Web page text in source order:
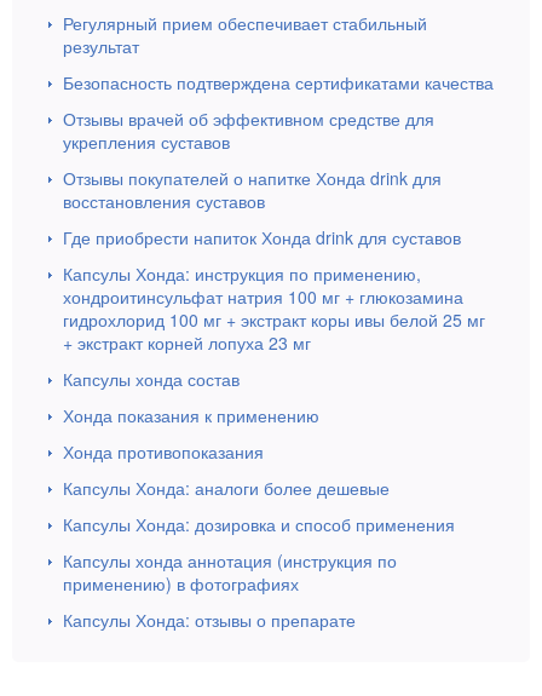
Регулярный прием обеспечивает стабильный
результат
Безопасность подтверждена сертификатами качества
Отзывы врачей об эффективном средстве для
укрепления суставов
Отзывы покупателей о напитке Хонда drink для
восстановления суставов
Где приобрести напиток Хонда drink для суставов
Капсулы Хонда: инструкция по применению,
хондроитинсульфат натрия 100 мг + глюкозамина
гидрохлорид 100 мг + экстракт коры ивы белой 25 мг
+ экстракт корней лопуха 23 мг
Капсулы хонда состав
Хонда показания к применению
Хонда противопоказания
Капсулы Хонда: аналоги более дешевые
Капсулы Хонда: дозировка и способ применения
Капсулы хонда аннотация (инструкция по
применению) в фотографиях
Капсулы Хонда: отзывы о препарате